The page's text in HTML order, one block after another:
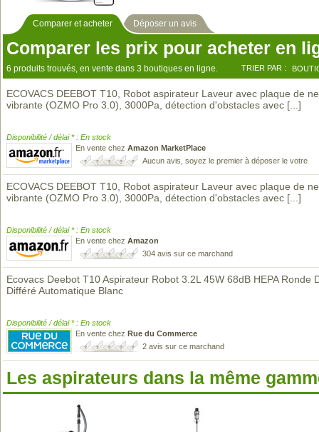
Comparer et acheter Déposer un avis
Comparer les prix pour acheter en
6 produits trouvés, en vente dans 3 boutiques en ligne. TRIER PAR :
ECOVACS DEEBOT T10, Robot aspirateur Laveur avec plaque de
vibrante (OZMO Pro 3.0), 3000Pa, détection d'obstacles avec [...]
Disponibilité / délai * : En stock
En vente chez Amazon MarketPlace
Aucun avis, soyez le premier à déposer le votre
ECOVACS DEEBOT T10, Robot aspirateur Laveur avec plaque de
vibrante (OZMO Pro 3.0), 3000Pa, détection d'obstacles avec [...]
Disponibilité / délai * : En stock
En vente chez Amazon
304 avis sur ce marchand
Ecovacs Deebot T10 Aspirateur Robot 3.2L 45W 68dB HEPA Ronde
Différé Automatique Blanc
Disponibilité / délai * : En stock
En vente chez Rue du Commerce
2 avis sur ce marchand
Les aspirateurs dans la même